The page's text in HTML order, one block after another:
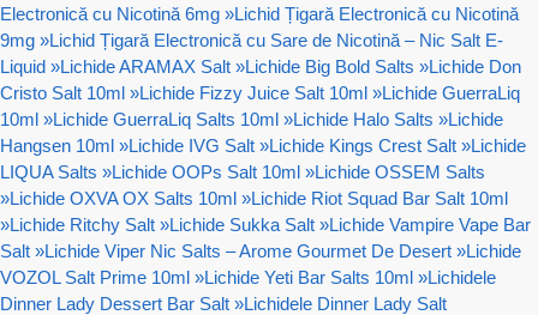
Electronică cu Nicotină 6mg »Lichid Țigară Electronică cu Nicotină
9mg »Lichid Țigară Electronică cu Sare de Nicotină – Nic Salt E-
Liquid »Lichide ARAMAX Salt »Lichide Big Bold Salts »Lichide Don
Cristo Salt 10ml »Lichide Fizzy Juice Salt 10ml »Lichide GuerraLiq
10ml »Lichide GuerraLiq Salts 10ml »Lichide Halo Salts »Lichide
Hangsen 10ml »Lichide IVG Salt »Lichide Kings Crest Salt »Lichide
LIQUA Salts »Lichide OOPs Salt 10ml »Lichide OSSEM Salts
»Lichide OXVA OX Salts 10ml »Lichide Riot Squad Bar Salt 10ml
»Lichide Ritchy Salt »Lichide Sukka Salt »Lichide Vampire Vape Bar
Salt »Lichide Viper Nic Salts – Arome Gourmet De Desert »Lichide
VOZOL Salt Prime 10ml »Lichide Yeti Bar Salts 10ml »Lichidele
Dinner Lady Dessert Bar Salt »Lichidele Dinner Lady Salt